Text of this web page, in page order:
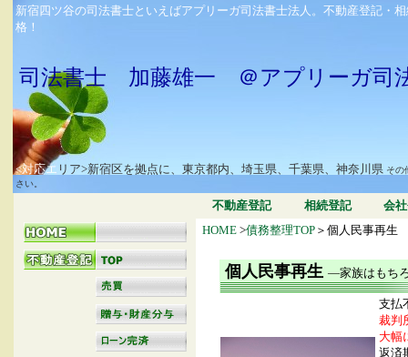
新宿四ツ谷の司法書士といえばアプリーガ司法書士法人。不動産登記・
格！
司法書士 加藤雄一 ＠アプリーガ司
<対応エ リア>新宿区を拠点に、東京都内、埼玉県、千葉県、神奈川県 その
さい。
不動産登記 相続登記 会
HOME>債務整理TOP＞個人民事再生
個人民事再生 ―家族はもち
支払
裁判
大幅
返済